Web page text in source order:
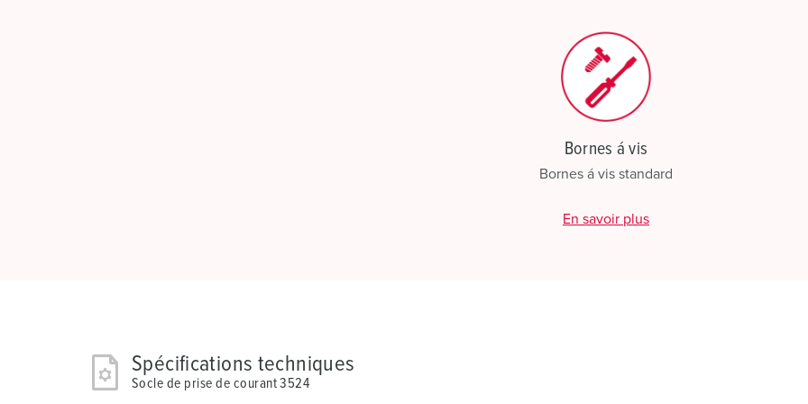
Bornes á vis
Bornes á vis standard
En savoir plus
Spécifications techniques
Socle de prise de courant 3524